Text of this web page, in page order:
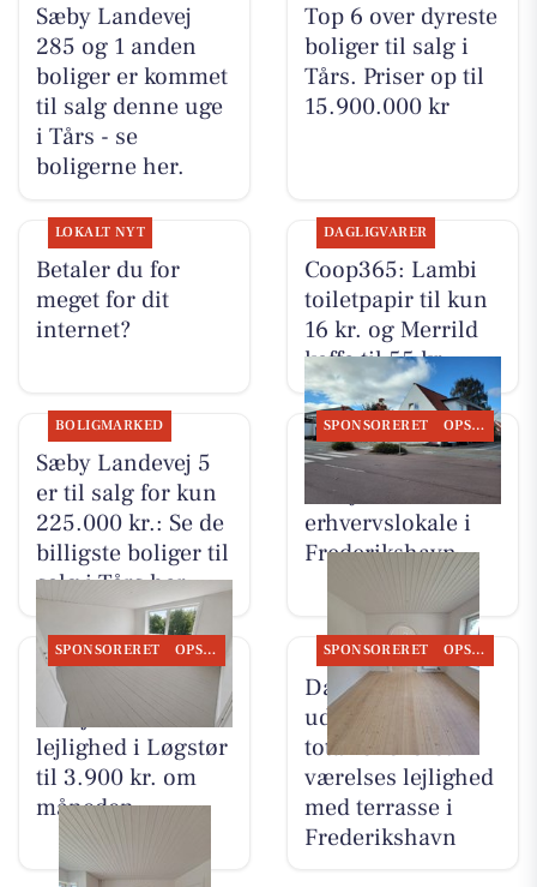
Sæby Landevej
285 og 1 anden
boliger er kommet
til salg denne uge
i Tårs - se
boligerne her.
Top 6 over dyreste
boliger til salg i
Tårs. Priser op til
15.900.000 kr
LOKALT NYT
Betaler du for
meget for dit
internet?
DAGLIGVARER
Coop365: Lambi
toiletpapir til kun
16 kr. og Merrild
kaffe til 55 kr.
BOLIGMARKED
Sæby Landevej 5
er til salg for kun
225.000 kr.: Se de
billigste boliger til
salg i Tårs her
SPONSORERET OPSLAGSTAVLEN
DanSeb ApS
udlejer 51 m²
erhvervslokale i
Frederikshavn
SPONSORERET OPSLAGSTAVLEN
DanSeb ApS
udlejer 3-værelses
lejlighed i Løgstør
til 3.900 kr. om
måneden
SPONSORERET OPSLAGSTAVLEN
DanSeb ApS
udlejer
totalrenoveret 2-
værelses lejlighed
med terrasse i
Frederikshavn